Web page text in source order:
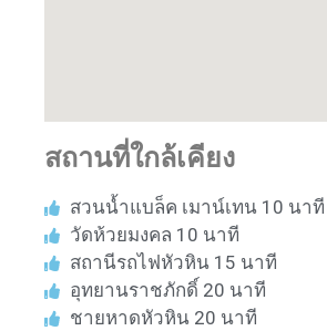
สถานที่ใกล้เคียง
สวนน้ำแบล็ค เมาน์เทน 10 นาที
วัดห้วยมงคล 10 นาที
สถานีรถไฟหัวหิน 15 นาที
อุทยานราชภักดิ์ 20 นาที
ชายหาดหัวหิน 20 นาที